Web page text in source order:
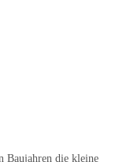
Baujahren die kleine